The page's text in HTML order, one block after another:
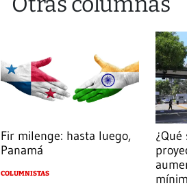
Fir milenge: hasta luego,
Panamá
COLUMNISTAS